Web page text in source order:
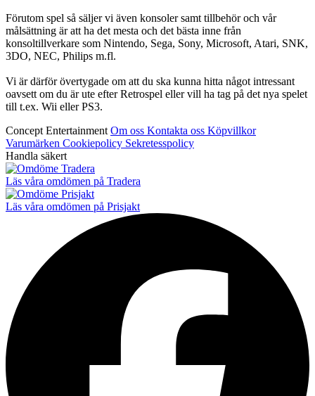
Förutom spel så säljer vi även konsoler samt tillbehör och vår
målsättning är att ha det mesta och det bästa inne från
konsoltillverkare som Nintendo, Sega, Sony, Microsoft, Atari, SNK,
3DO, NEC, Philips m.fl.
Vi är därför övertygade om att du ska kunna hitta något intressant
oavsett om du är ute efter Retrospel eller vill ha tag på det nya spelet
till t.ex. Wii eller PS3.
Concept Entertainment Om oss Kontakta oss Köpvillkor
Varumärken Cookiepolicy Sekretesspolicy
Handla säkert
Läs våra omdömen på Tradera
Läs våra omdömen på Prisjakt